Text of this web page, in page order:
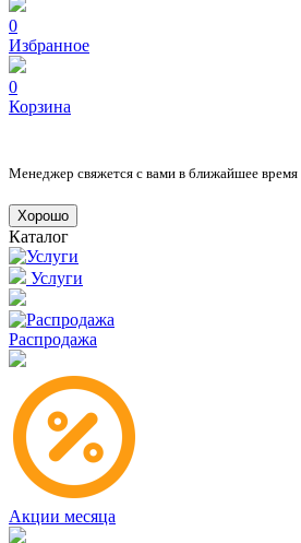
0
Избранное
0
Корзина
Менеджер свяжется с вами в ближайшее время
Хорошо
Каталог
Услуги
Распродажа
Акции месяца